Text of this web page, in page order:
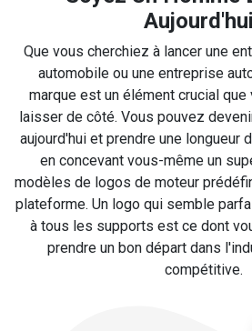
Que vous cherchiez à lancer une
automobile ou une entreprise
marque est un élément crucial
laisser de côté. Vous pouvez
aujourd'hui et prendre une longueur
en concevant vous-même un
modèles de logos de moteur
plateforme. Un logo qui semble
à tous les supports est ce dont
prendre un bon départ dans
compétitive.